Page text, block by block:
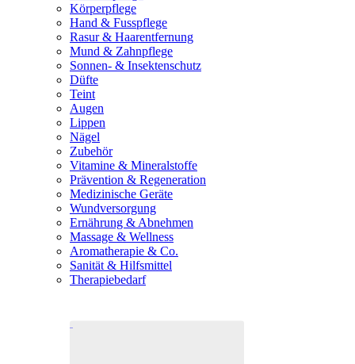
Körperpflege
Hand & Fusspflege
Rasur & Haarentfernung
Mund & Zahnpflege
Sonnen- & Insektenschutz
Düfte
Teint
Augen
Lippen
Nägel
Zubehör
Vitamine & Mineralstoffe
Prävention & Regeneration
Medizinische Geräte
Wundversorgung
Ernährung & Abnehmen
Massage & Wellness
Aromatherapie & Co.
Sanität & Hilfsmittel
Therapiebedarf